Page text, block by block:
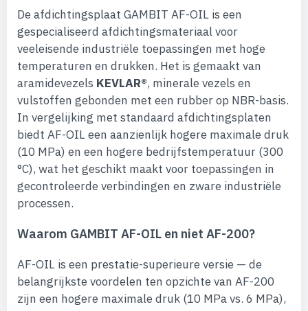
De afdichtingsplaat GAMBIT AF-OIL is een
gespecialiseerd afdichtingsmateriaal voor
veeleisende industriële toepassingen met hoge
temperaturen en drukken. Het is gemaakt van
aramidevezels KEVLAR®, minerale vezels en
vulstoffen gebonden met een rubber op NBR-basis.
In vergelijking met standaard afdichtingsplaten
biedt AF-OIL een aanzienlijk hogere maximale druk
(10 MPa) en een hogere bedrijfstemperatuur (300
°C), wat het geschikt maakt voor toepassingen in
gecontroleerde verbindingen en zware industriële
processen.
Waarom GAMBIT AF-OIL en niet AF-200?
AF-OIL is een prestatie-superieure versie — de
belangrijkste voordelen ten opzichte van AF-200
zijn een hogere maximale druk (10 MPa vs. 6 MPa),